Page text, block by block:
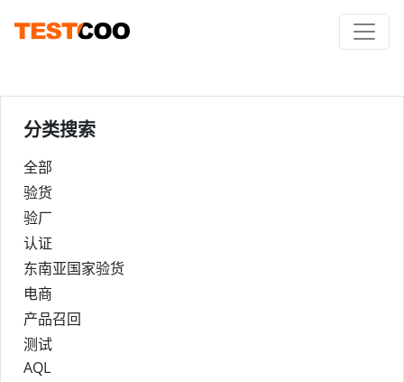
分类搜索
全部
验货
验厂
认证
东南亚国家验货
电商
产品召回
测试
AQL